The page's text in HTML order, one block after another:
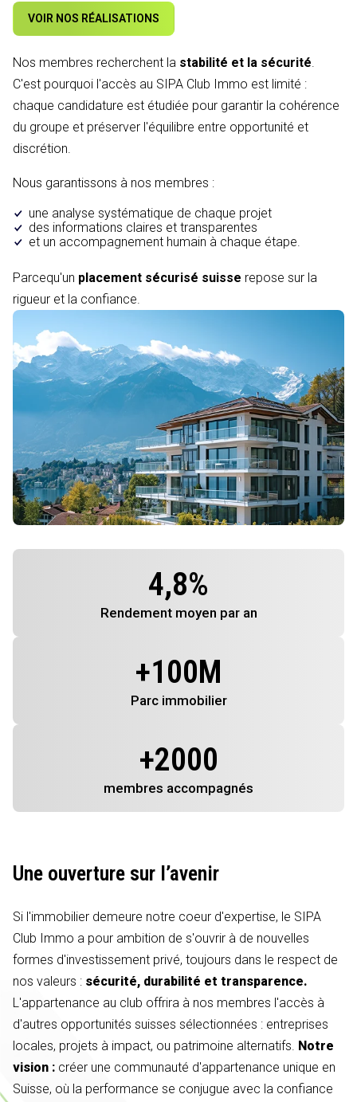
VOIR NOS RÉALISATIONS
Nos membres recherchent la stabilité et la sécurité.
C'est pourquoi l'accès au SIPA Club Immo est limité :
chaque candidature est étudiée pour garantir la cohérence
du groupe et préserver l'équilibre entre opportunité et
discrétion.
Nous garantissons à nos membres :
une analyse systématique de chaque projet
des informations claires et transparentes
et un accompagnement humain à chaque étape.
Parcequ'un placement sécurisé suisse repose sur la
rigueur et la confiance.
4,8%
Rendement moyen par an
+100M
Parc immobilier
+2000
membres accompagnés
Une ouverture sur l’avenir
Si l'immobilier demeure notre coeur d'expertise, le SIPA
Club Immo a pour ambition de s'ouvrir à de nouvelles
formes d'investissement privé, toujours dans le respect de
nos valeurs : sécurité, durabilité et transparence.
L'appartenance au club offrira à nos membres l'accès à
d'autres opportunités suisses sélectionnées : entreprises
locales, projets à impact, ou patrimoine alternatifs. Notre
vision : créer une communauté d'appartenance unique en
Suisse, où la performance se conjugue avec la confiance